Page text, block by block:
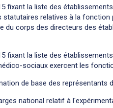
fixant la liste des
relatives à la fonction
corps des directeurs des
fixant la liste des
sociaux exercent les
de base des représentants
national relatif à